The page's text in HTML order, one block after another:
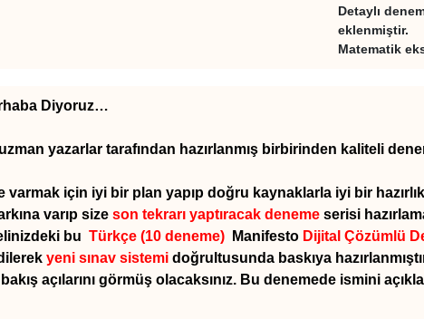
Detaylı
eklenmiştir.
Matematik
Diyoruz…
yazarlar tarafından hazırlanmış birbirinden kaliteli
varmak için iyi bir plan yapıp doğru kaynaklarla iyi bir
varıp size son tekrarı yaptıracak deneme serisi
bu Türkçe (10 deneme) Manifesto Dijital Çözümlü
yeni sınav sistemi doğrultusunda baskıya
açılarını görmüş olacaksınız. Bu denemede ismini